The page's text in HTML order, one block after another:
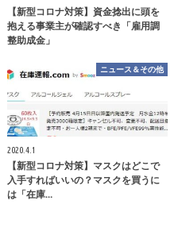
【新型コロナ対策】資金捻出に頭を
抱える事業主が確認すべき「雇用調
整助成金」
ニュース＆その他
2020.4.1
【新型コロナ対策】マスクはどこで
入手すればいいの？マスクを買うに
は「在庫…